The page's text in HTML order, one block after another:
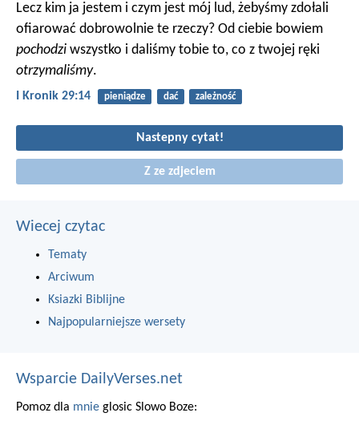
Lecz kim ja jestem i czym jest mój lud, żebyśmy zdołali
ofiarować dobrowolnie te rzeczy? Od ciebie bowiem
pochodzi wszystko i daliśmy tobie to, co z twojej ręki
otrzymaliśmy.
I Kronik 29:14 pieniądze dać zależność
Nastepny cytat!
Z ze zdjeciem
Wiecej czytac
Tematy
Arciwum
Ksiazki Biblijne
Najpopularniejsze wersety
Wsparcie DailyVerses.net
Pomoz dla mnie glosic Slowo Boze: